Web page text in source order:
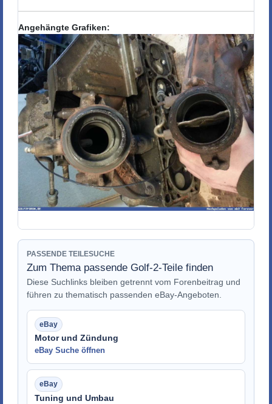
Angehängte Grafiken:
PASSENDE TEILESUCHE
Zum Thema passende Golf-2-Teile finden
Diese Suchlinks bleiben getrennt vom Forenbeitrag und
führen zu thematisch passenden eBay-Angeboten.
Motor und Zündung
eBay Suche öffnen
Tuning und Umbau